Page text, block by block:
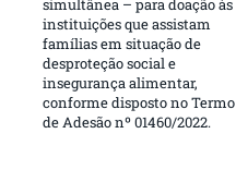
simultânea – para doação às
instituições que assistam
famílias em situação de
desproteção social e
insegurança alimentar,
conforme disposto no Termo
de Adesão nº 01460/2022.